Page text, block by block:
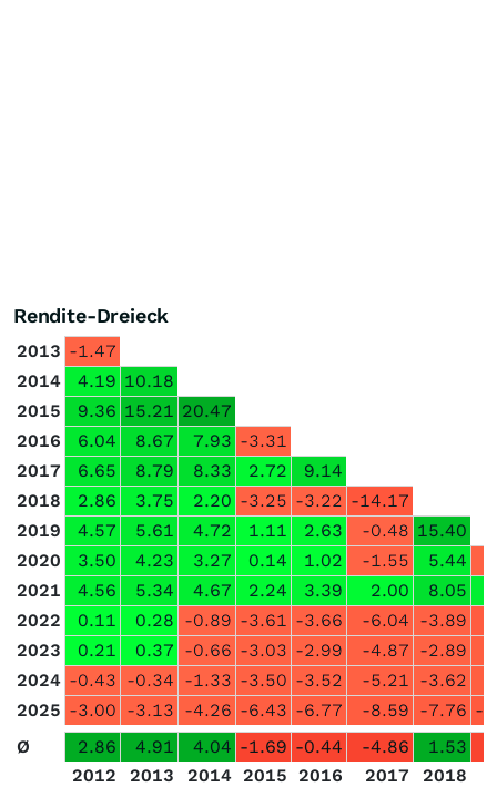
Rendite-Dreieck
2013 -1.47
2014
4.19 10.18
2015
9.36 15.21 20.47
2016
6.04 8.67 7.93 -3.31
2017
6.65 8.79 8.33 2.72
9.14
2018
2.86 3.75 2.20 -3.25 -3.22 -14.17
2019
4.57 5.61 4.72 1.11 2.63 -0.48 15.40
2020
3.50 4.23 3.27 0.14 1.02 -1.55 5.44
2021
4.56 5.34 4.67 2.24 3.39 2.00 8.05
2022
0.11 0.28 -0.89 -3.61 -3.66 -6.04 -3.89
2023
0.21 0.37 -0.66 -3.03 -2.99 -4.87 -2.89
2024 -0.43 -0.34 -1.33 -3.50 -3.52 -5.21 -3.62
2025 -3.00 -3.13 -4.26 -6.43 -6.77 -8.59 -7.76 -
Ø
2.86 4.91 4.04 -1.69 -0.44 -4.86 1.53
2012
2013 2014 2015 2016 2017 2018